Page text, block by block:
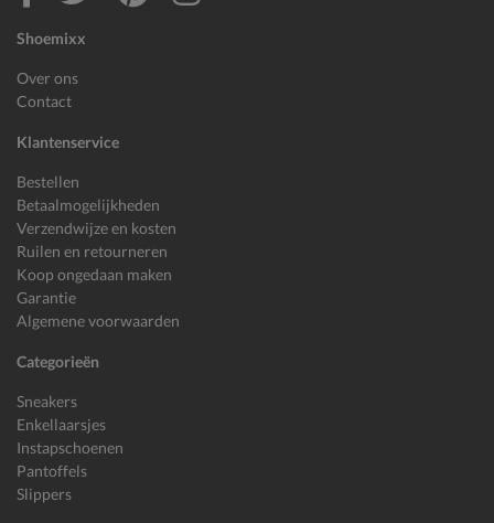
Shoemixx
Over ons
Contact
Klantenservice
Bestellen
Betaalmogelijkheden
Verzendwijze en kosten
Ruilen en retourneren
Koop ongedaan maken
Garantie
Algemene voorwaarden
Categorieën
Sneakers
Enkellaarsjes
Instapschoenen
Pantoffels
Slippers